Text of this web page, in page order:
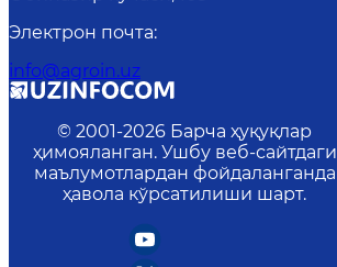
Электрон почта:
info@agroin.uz
© 2001-2026 Барча ҳуқуқлар
ҳимояланган. Ушбу веб-сайтдаги
маълумотлардан фойдаланганда
ҳавола кўрсатилиши шарт.